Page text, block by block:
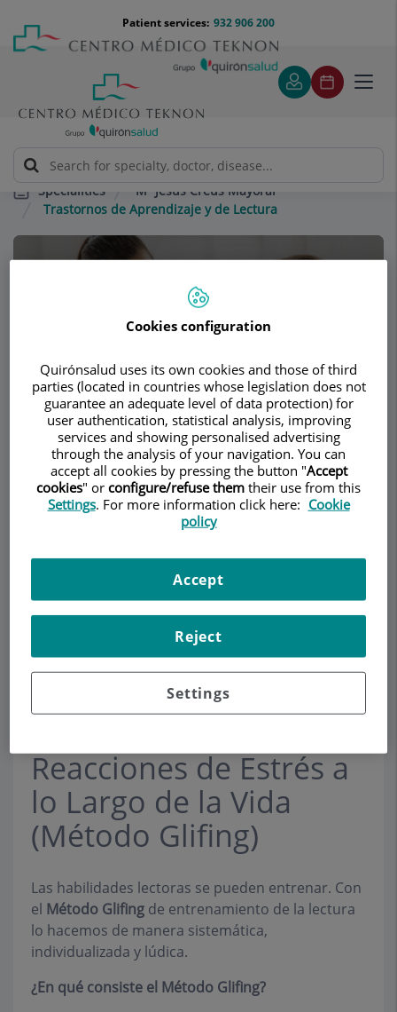
content
Menú
teléfono
cabecera
932 906 200
Patient services:
Specialities
Mª Jesús Creus Mayoral
Trastornos de Aprendizaje y de Lectura
Mª Jesús Creus
CLINICAL PSYCHOLOGY
Description ContactRelevant details
Make an appointment
Trastornos de Aprendizaje y
de Lectura
Reacciones de Estrés a
lo Largo de la Vida
(Método Glifing)
Las habilidades lectoras se pueden entrenar. Con
el Método Glifing de entrenamiento de la lectura
lo hacemos de manera sistemática,
individualizada y lúdica.
¿En qué consiste el Método Glifing?
Cookies configuration
Quirónsalud uses its own cookies and those of third
parties (located in countries whose legislation does not
guarantee an adequate level of data protection) for
user authentication, statistical analysis, improving
services and showing personalised advertising
through the analysis of your navigation. You can
accept all cookies by pressing the button "Accept
cookies" or configure/refuse them their use from this
Settings. For more information click here: Cookie
policy
Settings
Reject
Accept